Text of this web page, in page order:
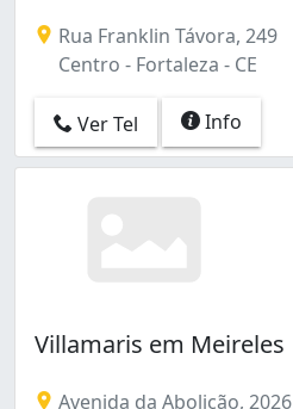
Rua Franklin Távora, 249
Centro - Fortaleza - CE
Ver Tel Info
Villamaris em Meireles
Avenida da Abolição, 2026